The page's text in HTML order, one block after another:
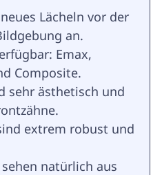
Lächeln vor der
an.
Emax,
Composite.
sehr ästhetisch und
extrem robust und
natürlich aus